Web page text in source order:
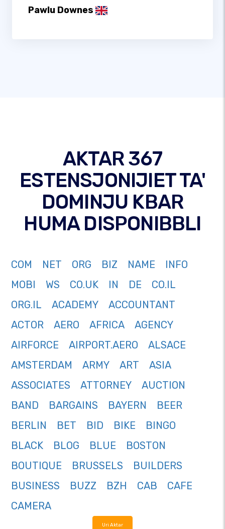
Pawlu Downes
AKTAR 367
ESTENSJONIJIET TA'
DOMINJU KBAR
HUMA DISPONIBBLI
COM NET ORG BIZ NAME
INFO
MOBI
WS CO.UK IN DE
CO.IL
ORG.IL
ACADEMY
ACCOUNTANT
ACTOR
AERO AFRICA
AGENCY
AIRFORCE
AIRPORT.AERO
ALSACE
AMSTERDAM
ARMY ART
ASIA
ASSOCIATES
ATTORNEY
AUCTION
BAND
BARGAINS BAYERN
BEER
BERLIN
BET BID BIKE
BINGO
BLACK
BLOG BLUE
BOSTON
BOUTIQUE
BRUSSELS
BUILDERS
BUSINESS
BUZZ BZH CAB
CAFE
CAMERA
Uri Aktar